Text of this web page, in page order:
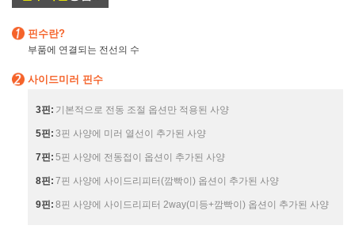
핀수란?
부품에 연결되는 전선의 수
사이드미러 핀수
3핀: 기본적으로 전동 조절 옵션만 적용된 사양
5핀: 3핀 사양에 미러 열선이 추가된 사양
7핀: 5핀 사양에 전동접이 옵션이 추가된 사양
8핀: 7핀 사양에 사이드리피터(깜빡이) 옵션이 추가된 사양
9핀: 8핀 사양에 사이드리피터 2way(미등+깜빡이) 옵션이 추가된 사양